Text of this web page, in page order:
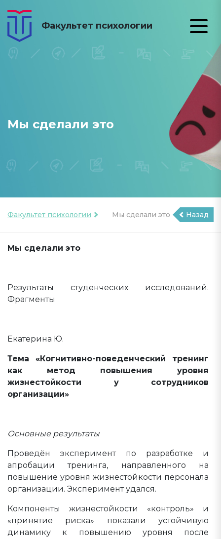
Факультет психологии
Мы сделали это
Факультет психологии Мы сделали это Назад
Мы сделали это
Результаты студенческих исследований.
Фрагменты
Екатерина Ю.
Тема «Когнитивно-поведенческий тренинг
как метод повышения уровня
жизнестойкости у сотрудников
организации»
Основные результаты
Проведён эксперимент по разработке и
апробации тренинга, направленного на
повышение уровня жизнестойкости персонала
организации. Эксперимент удался.
Компоненты жизнестойкости «контроль» и
«принятие риска» показали устойчивую
динамику к повышению уровня после